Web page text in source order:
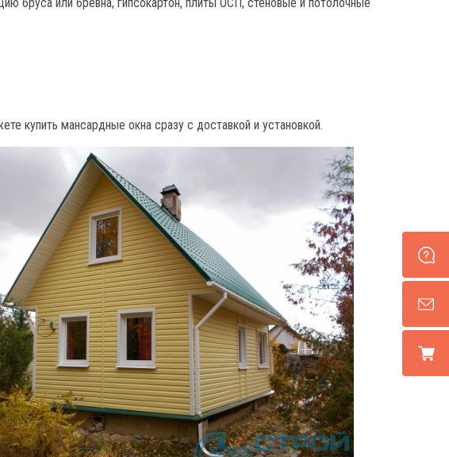
купить мансардные окна сразу с доставкой и установкой.